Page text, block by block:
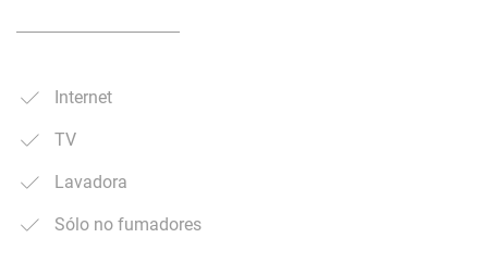
Internet
TV
Lavadora
Sólo no fumadores